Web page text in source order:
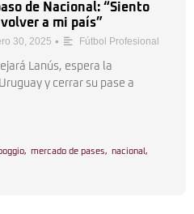
de Nacional: “Siento
a mi país”
30, 2025 • Fútbol Profesional
Lanús, espera la
y cerrar su pase a
, mercado de pases, nacional ,